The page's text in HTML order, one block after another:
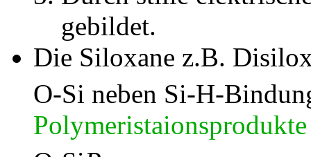
gebildet.
Die Siloxane z.B.
O-Si neben Si-H-
Polymeristaionsprodukte